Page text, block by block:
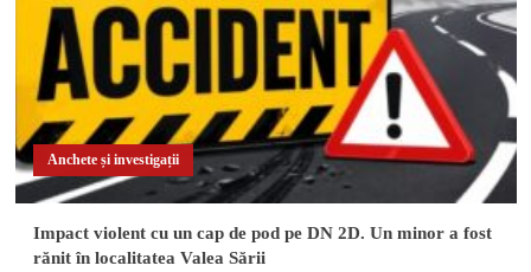
Anchete și investigații
Impact violent cu un cap de pod pe DN 2D. Un minor a fost
rănit în localitatea Valea Sării